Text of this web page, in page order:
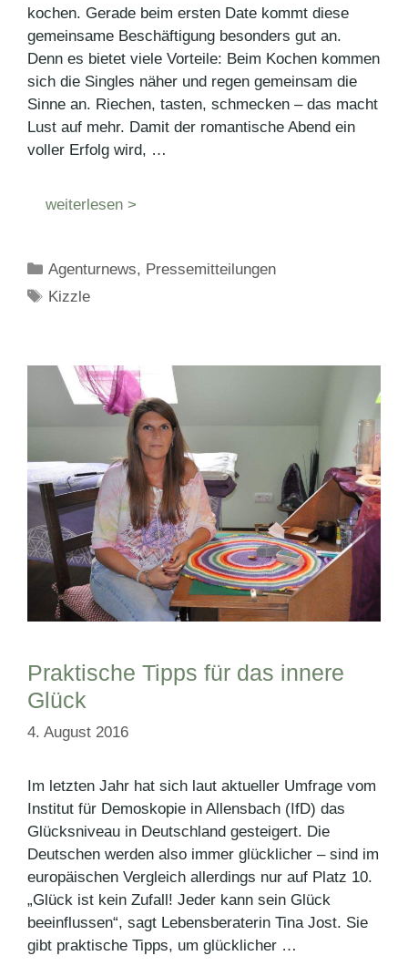
kochen. Gerade beim ersten Date kommt diese
gemeinsame Beschäftigung besonders gut an.
Denn es bietet viele Vorteile: Beim Kochen kommen
sich die Singles näher und regen gemeinsam die
Sinne an. Riechen, tasten, schmecken – das macht
Lust auf mehr. Damit der romantische Abend ein
voller Erfolg wird, …
weiterlesen >
Kategorien
Agenturnews, Pressemitteilungen
Schlagwörter
Kizzle
Praktische Tipps für das innere
Glück
4. August 2016
Im letzten Jahr hat sich laut aktueller Umfrage vom
Institut für Demoskopie in Allensbach (IfD) das
Glücksniveau in Deutschland gesteigert. Die
Deutschen werden also immer glücklicher – sind im
europäischen Vergleich allerdings nur auf Platz 10.
„Glück ist kein Zufall! Jeder kann sein Glück
beeinflussen“, sagt Lebensberaterin Tina Jost. Sie
gibt praktische Tipps, um glücklicher …